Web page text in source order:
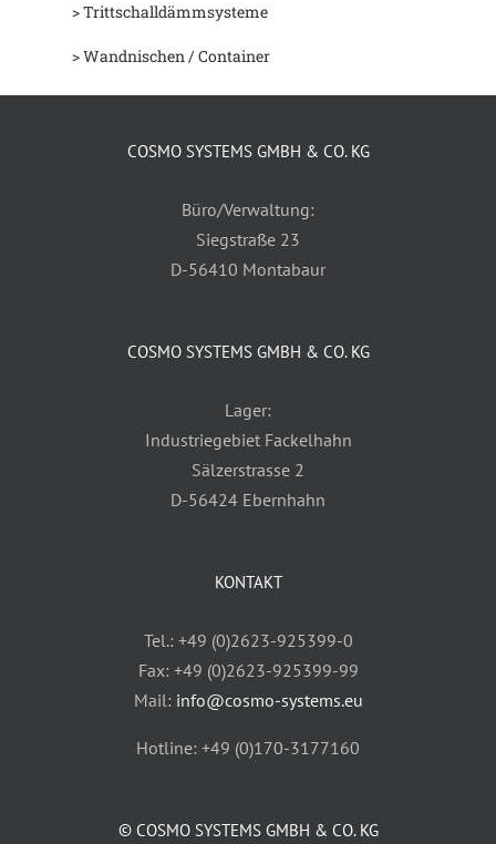
> Trittschalldämmsysteme
> Wandnischen / Container
COSMO SYSTEMS GMBH & CO. KG
Büro/Verwaltung:
Siegstraße 23
D-56410 Montabaur
COSMO SYSTEMS GMBH & CO. KG
Lager:
Industriegebiet Fackelhahn
Sälzerstrasse 2
D-56424 Ebernhahn
KONTAKT
Tel.: +49 (0)2623-925399-0
Fax: +49 (0)2623-925399-99
Mail: info@cosmo-systems.eu
Hotline: +49 (0)170-3177160
© COSMO SYSTEMS GMBH & CO. KG